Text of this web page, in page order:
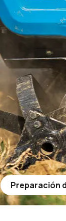
Preparación